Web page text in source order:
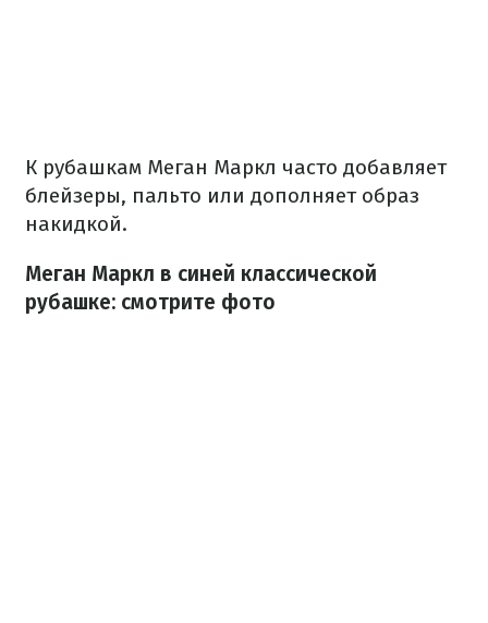
К рубашкам Меган Маркл часто добавляет
блейзеры, пальто или дополняет образ
накидкой.
Меган Маркл в синей классической
рубашке: смотрите фото